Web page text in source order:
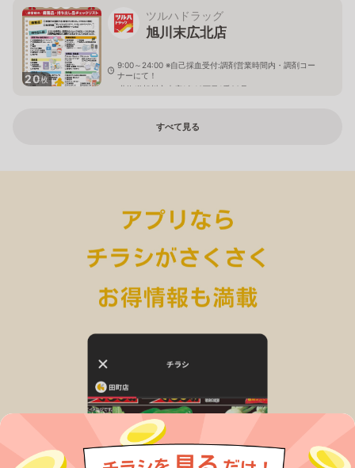
20枚
ツルハドラッグ
旭川末広北店
9:00～24:00 ※自己採血受付:調剤営業時間内・調剤コー
ナーにて！
北海道旭川市末広1条10丁目1番20号
すべて見る